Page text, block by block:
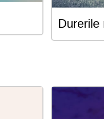
Durerile